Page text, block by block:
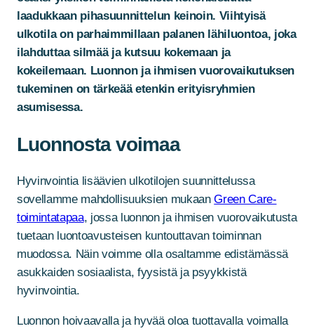
laadukkaan pihasuunnittelun keinoin. Viihtyisä
ulkotila on parhaimmillaan palanen lähiluontoa, joka
ilahduttaa silmää ja kutsuu kokemaan ja
kokeilemaan. Luonnon ja ihmisen vuorovaikutuksen
tukeminen on tärkeää etenkin erityisryhmien
asumisessa.
Luonnosta voimaa
Hyvinvointia lisäävien ulkotilojen suunnittelussa
sovellamme mahdollisuuksien mukaanGreen Care-
toimintatapaa, jossa luonnon ja ihmisen vuorovaikutusta
tuetaan luontoavusteisen kuntouttavan toiminnan
muodossa. Näin voimme olla osaltamme edistämässä
asukkaiden sosiaalista, fyysistä ja psyykkistä
hyvinvointia.
Luonnon hoivaavalla ja hyvää oloa tuottavalla voimalla